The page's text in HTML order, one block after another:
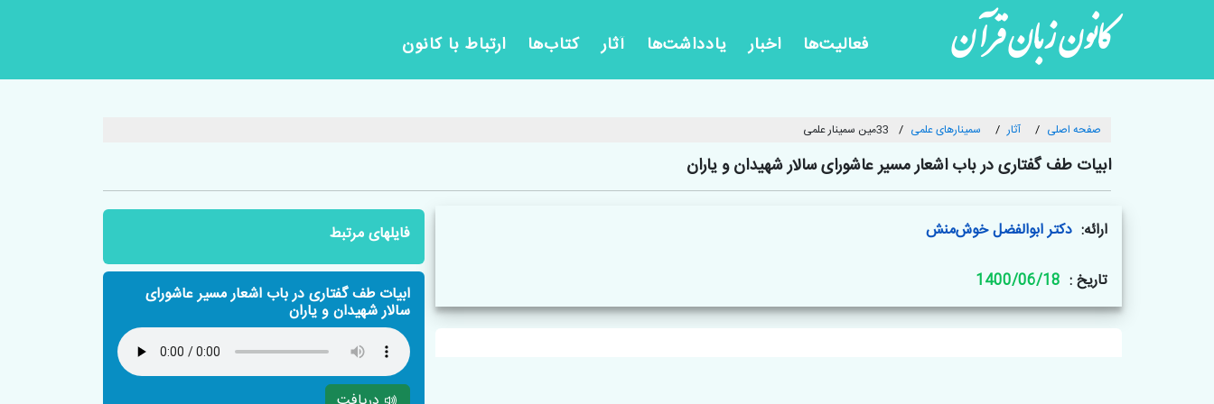
کانون زبان قرآن فعالیت‌ها اخبار یادداشت‌ها آثار کتاب‌ها ارتباط با کانون
صفحه اصلی آثار سمینارهای علمی 33مین سمینار علمی
ابیات طف گفتاری در باب اشعار مسیر عاشورای سالار شهیدان و یاران
ارائه: دکتر ابوالفضل خوش‌منش
تاریخ : 1400/06/18
فایلهای مرتبط
ابیات طف گفتاری در باب اشعار مسیر عاشورای
سالار شهیدان و یاران